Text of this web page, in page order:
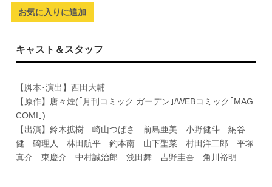
お気に入りに追加
キャスト＆スタッフ
【脚本･演出】西田大輔
【原作】唐々煙(｢月刊コミック ガーデン｣/WEBコミック｢MAG
COMI｣)
【出演】鈴木拡樹 崎山つばさ 前島亜美 小野健斗 納谷
健 碕理人 林田航平 釣本南 山下聖菜 村田洋二郎 平塚
真介 東慶介 中村誠治郎 浅田舞 吉野圭吾 角川裕明